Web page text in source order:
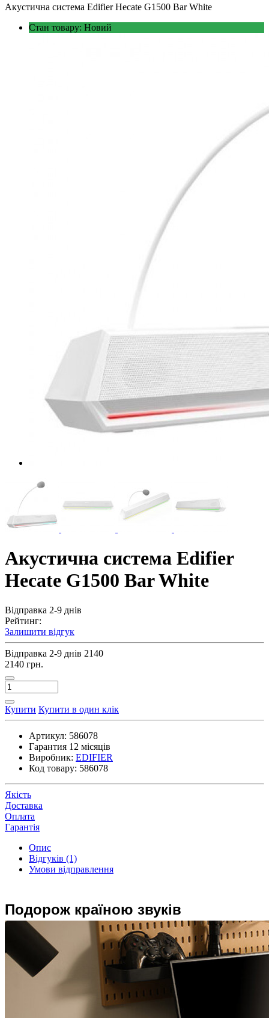
Акустична система Edifier Hecate G1500 Bar White
Стан товару: Новий
Акустична система Edifier
Hecate G1500 Bar White
Відправка 2-9 днів
Рейтинг:
Залишити відгук
Відправка 2-9 днів 2140
2140 грн.
Купити Купити в один клік
Артикул: 586078
Гарантия 12 місяців
Виробник: EDIFIER
Код товару: 586078
Якість
Доставка
Оплата
Гарантія
Опис
Відгуків (1)
Умови відправлення
Подорож країною звуків